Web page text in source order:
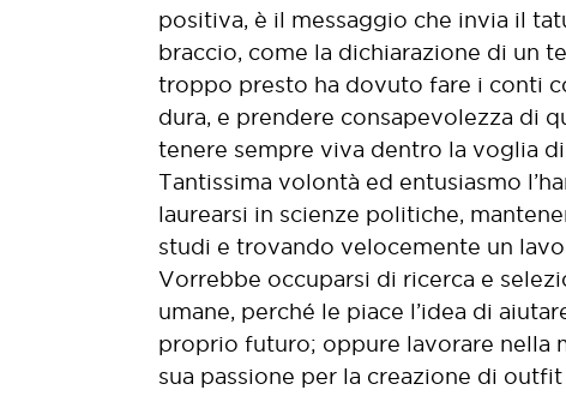
positiva, è il messaggio che invia il
braccio, come la dichiarazione di un
troppo presto ha dovuto fare i conti
dura, e prendere consapevolezza di
tenere sempre viva dentro la voglia di
Tantissima volontà ed entusiasmo
laurearsi in scienze politiche,
studi e trovando velocemente un
Vorrebbe occuparsi di ricerca e
umane, perché le piace l’idea di
proprio futuro; oppure lavorare nella
sua passione per la creazione di